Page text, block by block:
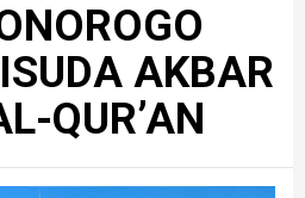
AKBAR
QUR’AN